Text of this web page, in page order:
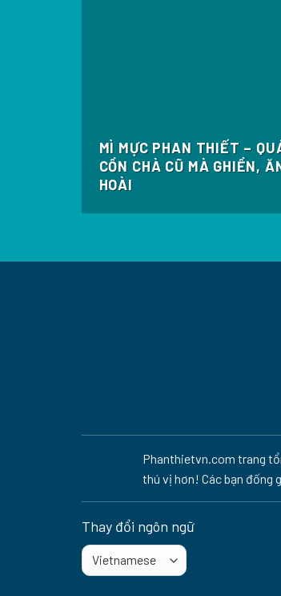
MÌ MỰC PHAN THIẾT –
CỒN CHÀ CŨ MÀ GHIỀN,
HOÀI
Phanthietvn.com trang
thú vị hơn! Các bạn đống
Thay đổi ngôn ngữ